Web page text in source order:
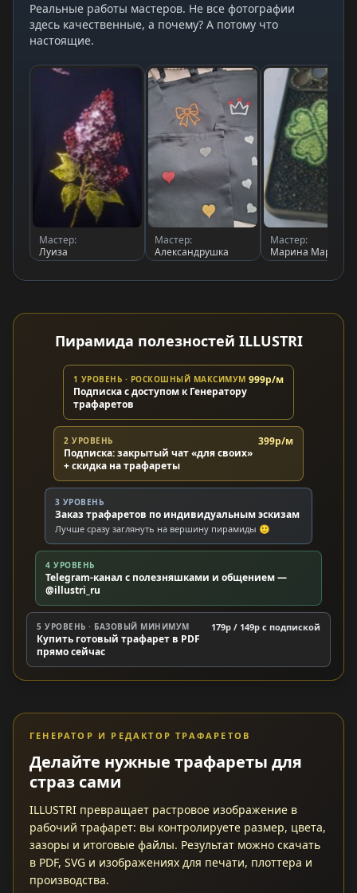
Реальные работы мастеров. Не все фотографии
здесь качественные, а почему? А потому что
настоящие.
Мастер:
Луиза
Мастер:
Александрушка
Мастер:
Марина Марина
Пирамида полезностей ILLUSTRI
1 УРОВЕНЬ · РОСКОШНЫЙ МАКСИМУМ
Подписка с доступом к Генератору
трафаретов
999р/м
2 УРОВЕНЬ
Подписка: закрытый чат «для своих»
+ скидка на трафареты
399р/м
3 УРОВЕНЬ
Заказ трафаретов по индивидуальным эскизам
Лучше сразу заглянуть на вершину пирамиды 🙂
4 УРОВЕНЬ
Telegram-канал с полезняшками и общением —
@illustri_ru
5 УРОВЕНЬ · БАЗОВЫЙ МИНИМУМ
Купить готовый трафарет в PDF
прямо сейчас
179р / 149р c подпиской
ГЕНЕРАТОР И РЕДАКТОР ТРАФАРЕТОВ
Делайте нужные трафареты для
страз сами
ILLUSTRI превращает растровое изображение в
рабочий трафарет: вы контролируете размер, цвета,
зазоры и итоговые файлы. Результат можно скачать
в PDF, SVG и изображениях для печати, плоттера и
производства.